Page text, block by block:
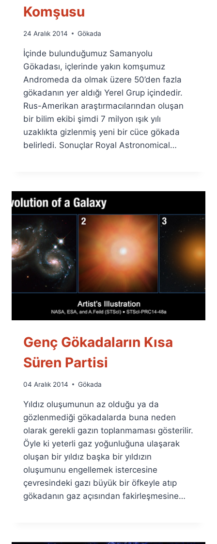
Komşusu
By
Fuat
Özyar
24 Aralık 2014 Gökada
İçinde bulunduğumuz Samanyolu
Gökadası, içlerinde yakın komşumuz
Andromeda da olmak üzere 50’den fazla
gökadanın yer aldığı Yerel Grup içindedir.
Rus-Amerikan araştırmacılarından oluşan
bir bilim ekibi şimdi 7 milyon ışık yılı
uzaklıkta gizlenmiş yeni bir cüce gökada
belirledi. Sonuçlar Royal Astronomical…
Genç Gökadaların Kısa
Süren Partisi
By
Fuat
Özyar
04 Aralık 2014 Gökada
Yıldız oluşumunun az olduğu ya da
gözlenmediği gökadalarda buna neden
olarak gerekli gazın toplanmaması gösterilir.
Öyle ki yeterli gaz yoğunluğuna ulaşarak
oluşan bir yıldız başka bir yıldızın
oluşumunu engellemek istercesine
çevresindeki gazı büyük bir öfkeyle atıp
gökadanın gaz açısından fakirleşmesine…